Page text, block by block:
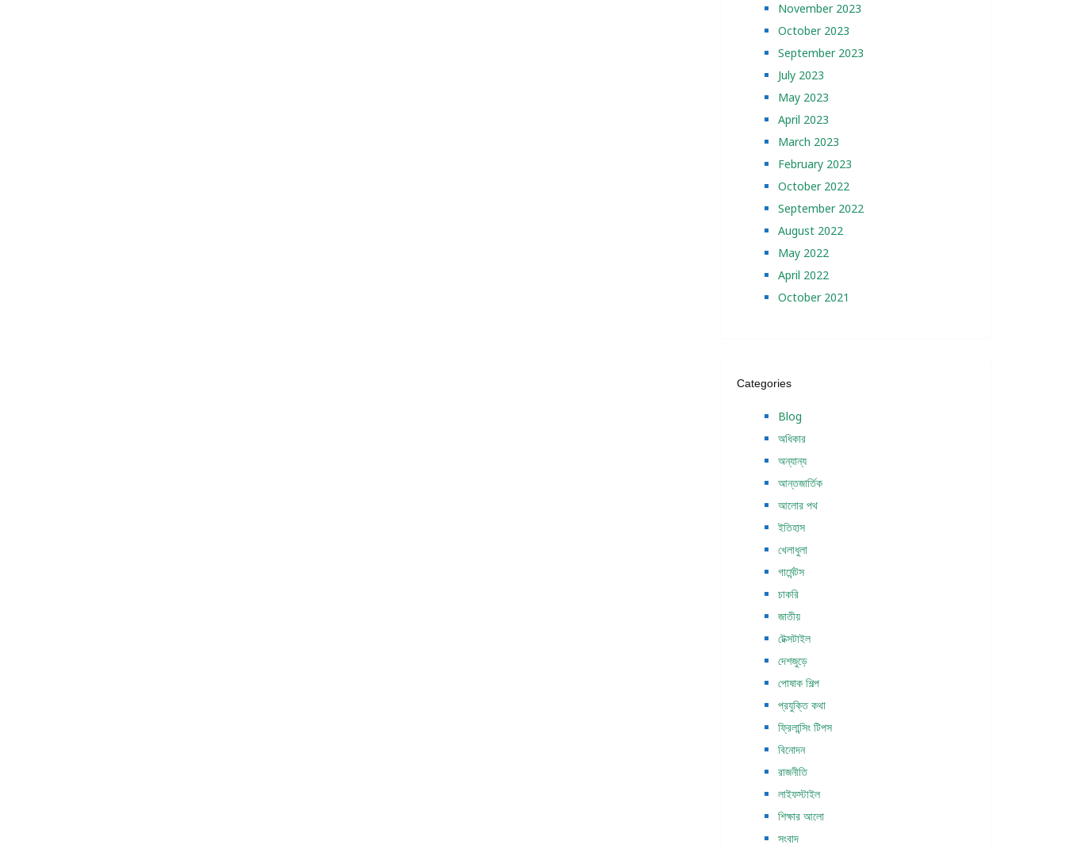
November 2023
October 2023
September 2023
July 2023
May 2023
April 2023
March 2023
February 2023
October 2022
September 2022
August 2022
May 2022
April 2022
October 2021
Categories
Blog
অধিকার
অন্যান্য
আন্তজার্তিক
আলোর পথ
ইতিহাস
খেলাধুলা
গার্মেন্টস
চাকরি
জাতীয়
টেক্সটাইল
দেশজুড়ে
পোষাক শিল্প
প্রযুক্তি কথা
ফ্রিলান্সিং টিপস
বিনোদন
রাজনীতি
লাইফস্টাইল
শিক্ষার আলো
সংবাদ